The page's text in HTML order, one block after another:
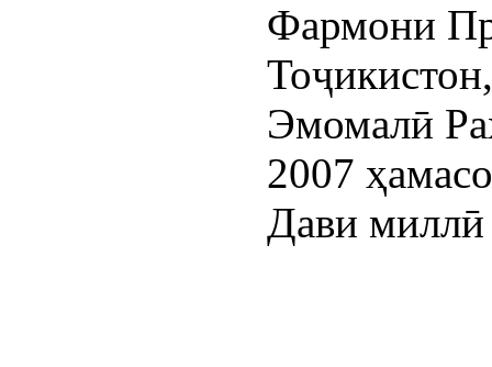
Фармони
Эмомалӣ
2007
Дави миллӣ